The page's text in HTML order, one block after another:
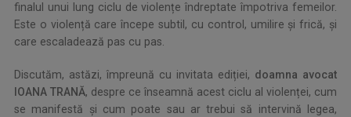
finalul unui lung ciclu de violențe îndreptate împotriva femeilor.
Este o violență care începe subtil, cu control, umilire și frică, și
care escaladează pas cu pas.
Discutăm, astăzi, împreună cu invitata ediției, doamna avocat
IOANA TRANĂ, despre ce înseamnă acest ciclu al violenței, cum
se manifestă și cum poate sau ar trebui să intervină legea,